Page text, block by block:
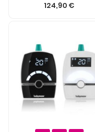
124,90 €